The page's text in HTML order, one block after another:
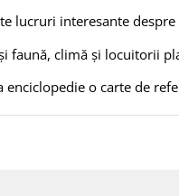
lucruri interesante
faună, climă și locuitorii
o carte de